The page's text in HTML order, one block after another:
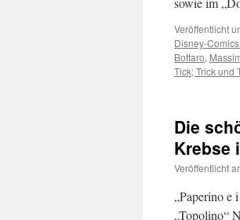
Veröffentlicht
Disney-
Bottaro,
Tick; Trick und
Die
Krebse
Veröffentlicht
„Paperino e
„Topolino“